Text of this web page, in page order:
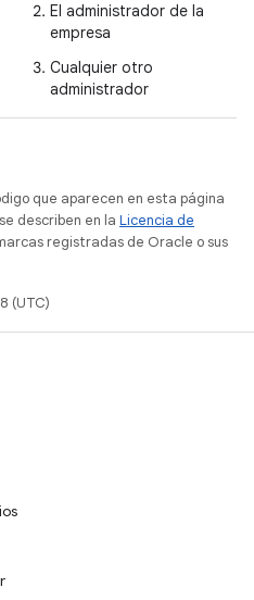
El administrador de la
empresa
Cualquier otro
administrador
que aparecen en esta página
describen en la Licencia de
registradas de Oracle o sus
(UTC)